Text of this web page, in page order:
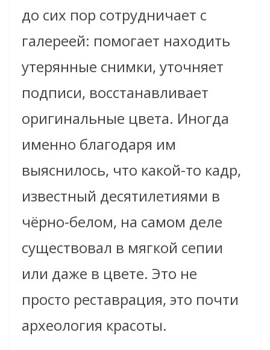
до сих пор сотрудничает с
галереей: помогает находить
утерянные снимки, уточняет
подписи, восстанавливает
оригинальные цвета. Иногда
именно благодаря им
выяснилось, что какой-то кадр,
известный десятилетиями в
чёрно-белом, на самом деле
существовал в мягкой сепии
или даже в цвете. Это не
просто реставрация, это почти
археология красоты.